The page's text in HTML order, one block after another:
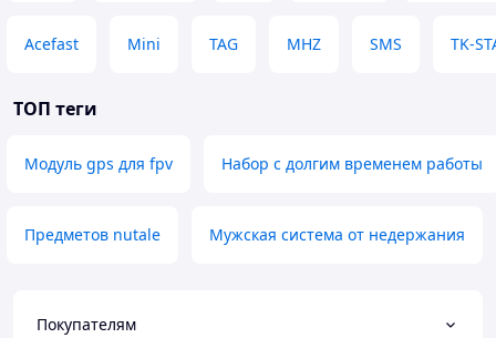
Acefast Mini TAG MHZ SMS TK-
ТОП теги
Модуль gps для fpv Набор с долгим временем работы
Предметов nutale Мужская система от недержания
Покупателям